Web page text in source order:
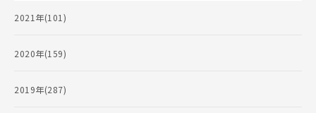
2021年(101)
2020年(159)
2019年(287)